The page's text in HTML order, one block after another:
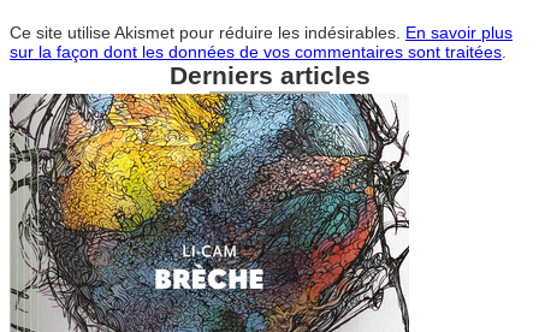
Ce site utilise Akismet pour réduire les indésirables. En savoir plus
sur la façon dont les données de vos commentaires sont traitées
Derniers articles